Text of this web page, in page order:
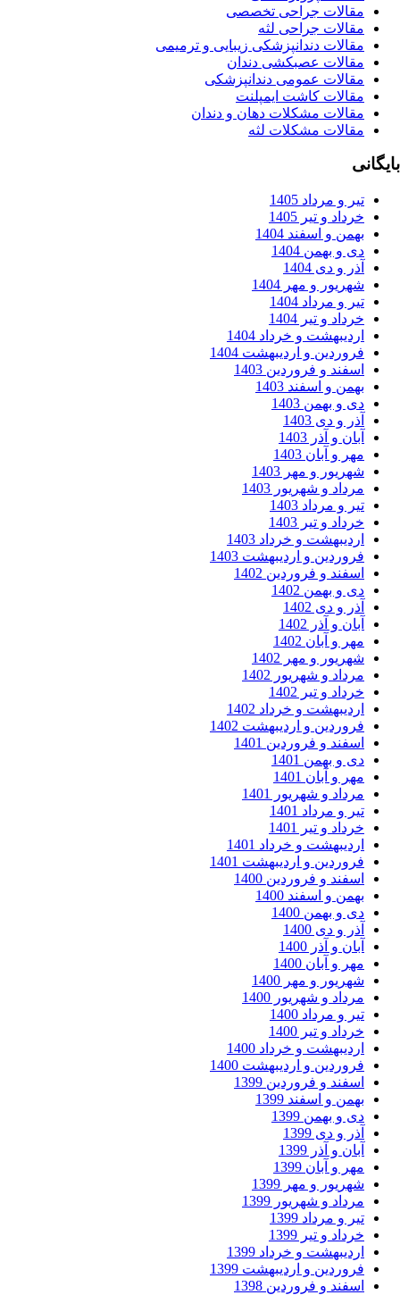
جراحی تخصصی
جراحی لثه
دندانپزشکی زیبایی و ترمیمی
عصبکشی دندان
عمومی دندانپزشکی
کاشت ایمپلنت
مشکلات دهان و دندان
مشکلات لثه
و مرداد 1405
و تیر 1405
و اسفند 1404
و بهمن 1404
و دی 1404
و مهر 1404
و مرداد 1404
و تیر 1404
و خرداد 1404
و اردیبهشت 1404
و فروردین 1403
و اسفند 1403
و بهمن 1403
و دی 1403
و آذر 1403
و آبان 1403
و مهر 1403
و شهریور 1403
و مرداد 1403
و تیر 1403
و خرداد 1403
و اردیبهشت 1403
و فروردین 1402
و بهمن 1402
و دی 1402
و آذر 1402
و آبان 1402
و مهر 1402
و شهریور 1402
و تیر 1402
و خرداد 1402
و اردیبهشت 1402
و فروردین 1401
و بهمن 1401
و آبان 1401
و شهریور 1401
و مرداد 1401
و تیر 1401
و خرداد 1401
و اردیبهشت 1401
و فروردین 1400
و اسفند 1400
و بهمن 1400
و دی 1400
و آذر 1400
و آبان 1400
و مهر 1400
و شهریور 1400
و مرداد 1400
و تیر 1400
و خرداد 1400
و اردیبهشت 1400
و فروردین 1399
و اسفند 1399
و بهمن 1399
و دی 1399
و آذر 1399
و آبان 1399
و مهر 1399
و شهریور 1399
و مرداد 1399
و تیر 1399
و خرداد 1399
و اردیبهشت 1399
و فروردین 1398